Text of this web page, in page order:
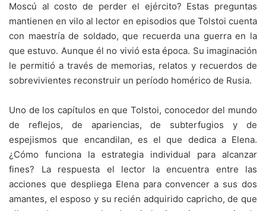
Moscú al costo de perder el ejército? Estas preguntas
mantienen en vilo al lector en episodios que Tolstoi cuenta
con maestría de soldado, que recuerda una guerra en la
que estuvo. Aunque él no vivió esta época. Su imaginación
le permitió a través de memorias, relatos y recuerdos de
sobrevivientes reconstruir un período homérico de Rusia.
Uno de los capítulos en que Tolstoi, conocedor del mundo
de reflejos, de apariencias, de subterfugios y de
espejismos que encandilan, es el que dedica a Elena.
¿Cómo funciona la estrategia individual para alcanzar
fines? La respuesta el lector la encuentra entre las
acciones que despliega Elena para convencer a sus dos
amantes, el esposo y su recién adquirido capricho, de que